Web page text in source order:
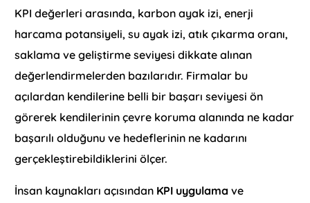
KPI değerleri arasında, karbon ayak izi, enerji
harcama potansiyeli, su ayak izi, atık çıkarma oranı,
saklama ve geliştirme seviyesi dikkate alınan
değerlendirmelerden bazılarıdır. Firmalar bu
açılardan kendilerine belli bir başarı seviyesi ön
görerek kendilerinin çevre koruma alanında ne kadar
başarılı olduğunu ve hedeflerinin ne kadarını
gerçekleştirebildiklerini ölçer.
İnsan kaynakları açısından KPI uygulama ve